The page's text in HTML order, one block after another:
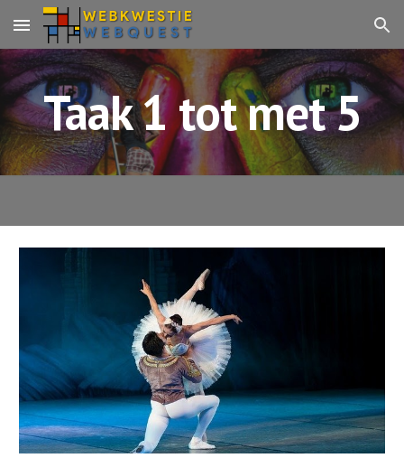
Skip to main content Skip to navigation
Taak 1 tot met 5